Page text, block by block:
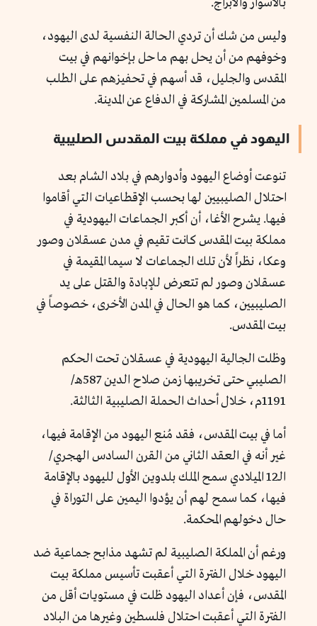
وليس من شك أن تردي الحالة النفسية لدى اليهود،
وخوفهم من أن يحل بهم ما حل بإخوانهم في بيت
المقدس والجليل، قد أسهم في تحفيزهم على الطلب
من المسلمين المشاركة في الدفاع عن المدينة.
اليهود في مملكة بيت المقدس الصليبية
تنوعت أوضاع اليهود وأدوارهم في بلاد الشام بعد
احتلال الصليبيين لها بحسب الإقطاعيات التي أقاموا
فيها. يشرح الأغا، أن أكبر الجماعات اليهودية في
مملكة بيت المقدس كانت تقيم في مدن عسقلان وصور
وعكا، نظراً لأن تلك الجماعات لا سيما المقيمة في
عسقلان وصور لم تتعرض للإبادة والقتل على يد
الصليبيين، كما هو الحال في المدن الأخرى، خصوصاً في
بيت المقدس.
وظلت الجالية اليهودية في عسقلان تحت الحكم
الصليبي حتى تخريبها زمن صلاح الدين 587هـ/
1191م، خلال أحداث الحملة الصليبية الثالثة.
أما في بيت المقدس، فقد مُنع اليهود من الإقامة فيها،
غير أنه في العقد الثاني من القرن السادس الهجري/
الـ12 الميلادي سمح الملك بلدوين الأول لليهود بالإقامة
فيها، كما سمح لهم أن يؤدوا اليمين على التوراة في
حال دخولهم المحكمة.
ورغم أن المملكة الصليبية لم تشهد مذابح جماعية ضد
اليهود خلال الفترة التي أعقبت تأسيس مملكة بيت
المقدس، فإن أعداد اليهود ظلت في مستويات أقل من
الفترة التي أعقبت احتلال فلسطين وغيرها من البلاد